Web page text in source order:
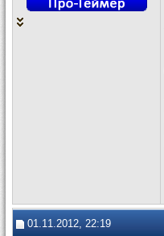
01.11.2012, 22:19